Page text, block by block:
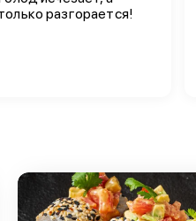
разгорается!